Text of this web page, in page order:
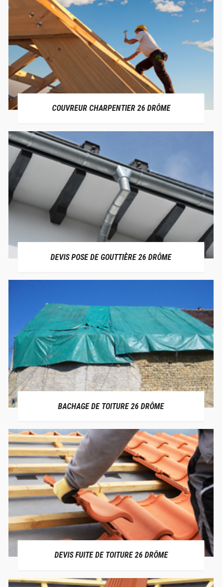
COUVREUR CHARPENTIER 26 DRÔME
DEVIS POSE DE GOUTTIÈRE 26 DRÔME
BACHAGE DE TOITURE 26 DRÔME
DEVIS FUITE DE TOITURE 26 DRÔME